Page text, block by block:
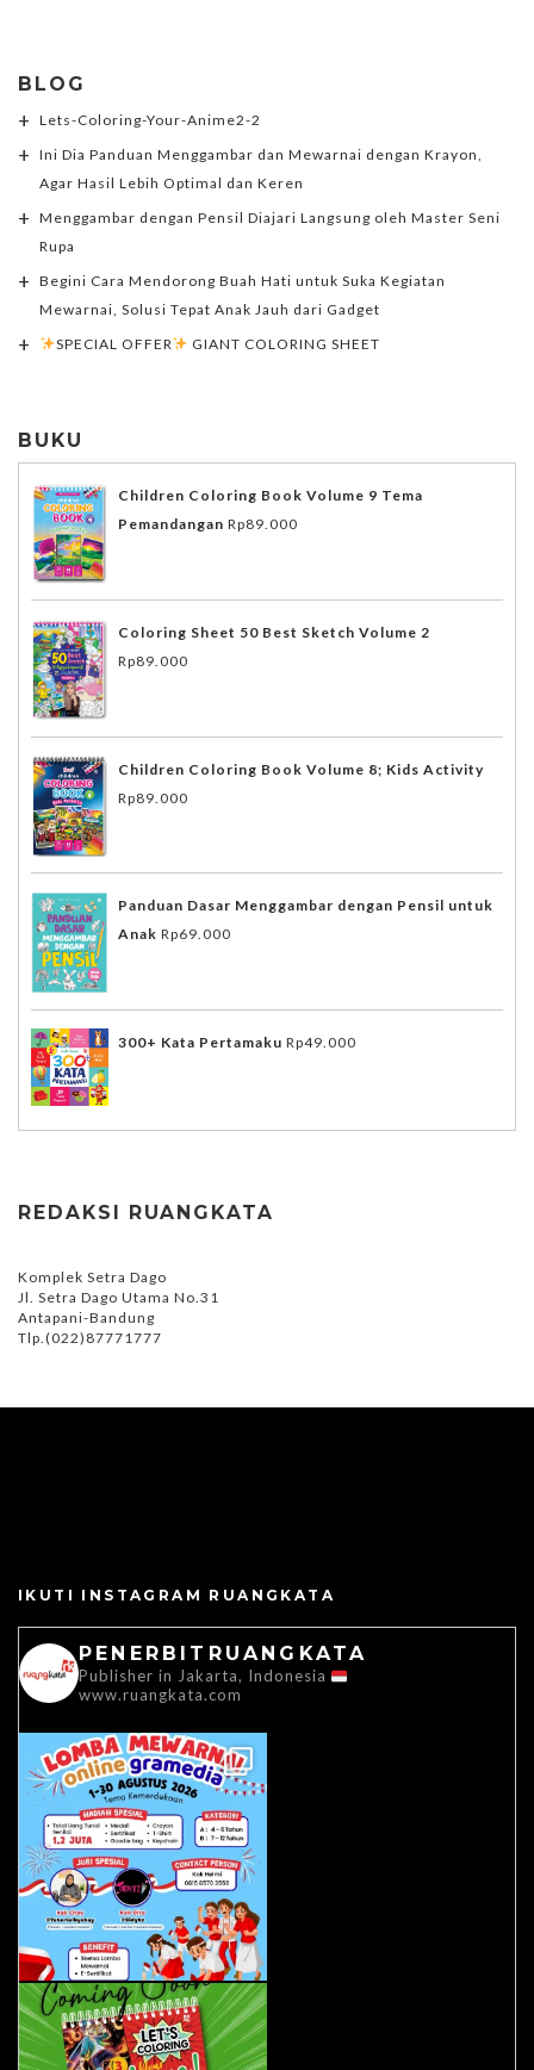
BLOG
Lets-Coloring-Your-Anime2-2
Ini Dia Panduan Menggambar dan Mewarnai dengan Krayon,
Agar Hasil Lebih Optimal dan Keren
Menggambar dengan Pensil Diajari Langsung oleh Master Seni
Rupa
Begini Cara Mendorong Buah Hati untuk Suka Kegiatan
Mewarnai, Solusi Tepat Anak Jauh dari Gadget
SPECIAL OFFER
GIANT COLORING SHEET
BUKU
Children Coloring Book Volume 9 Tema
Pemandangan Rp89.000
Coloring Sheet 50 Best Sketch Volume 2
Rp89.000
Children Coloring Book Volume 8; Kids Activity
Rp89.000
Panduan Dasar Menggambar dengan Pensil untuk
Anak Rp69.000
300+ Kata Pertamaku Rp49.000
REDAKSI RUANGKATA
Komplek Setra Dago
Jl. Setra Dago Utama No.31
Antapani-Bandung
Tlp.(022)87771777
IKUTI INSTAGRAM RUANGKATA
PENERBITRUANGKATA
Publisher in Jakarta, Indonesia
www.ruangkata.com